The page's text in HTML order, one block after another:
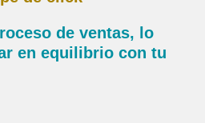
de ventas, lo
en equilibrio con tu